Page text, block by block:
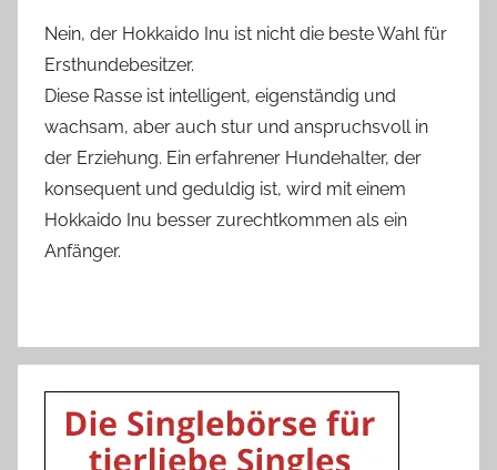
Nein, der Hokkaido Inu ist nicht die beste Wahl für
Ersthundebesitzer.
Diese Rasse ist intelligent, eigenständig und
wachsam, aber auch stur und anspruchsvoll in
der Erziehung. Ein erfahrener Hundehalter, der
konsequent und geduldig ist, wird mit einem
Hokkaido Inu besser zurechtkommen als ein
Anfänger.